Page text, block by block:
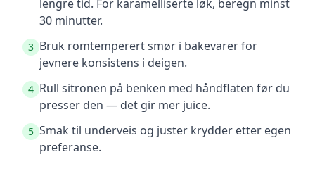
lengre tid. For karamelliserte løk, beregn minst
30 minutter.
3 Bruk romtemperert smør i bakevarer for
jevnere konsistens i deigen.
4 Rull sitronen på benken med håndflaten før du
presser den — det gir mer juice.
5 Smak til underveis og juster krydder etter egen
preferanse.